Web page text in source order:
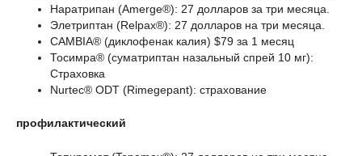
Наратрипан (Amerge®): 27 долларов за три месяца.
Элетриптан (Relpax®): 27 долларов на три месяца.
CAMBIA® (диклофенак калия) $79 за 1 месяц
Тосимра® (суматриптан назальный спрей 10 мг):
Страховка
Nurtec® ODT (Rimegepant): страхование
профилактический